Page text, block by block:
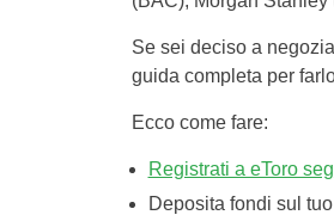
Se sei deciso a
guida completa per
Ecco come fare:
Registrati a eToro
Deposita fondi sul